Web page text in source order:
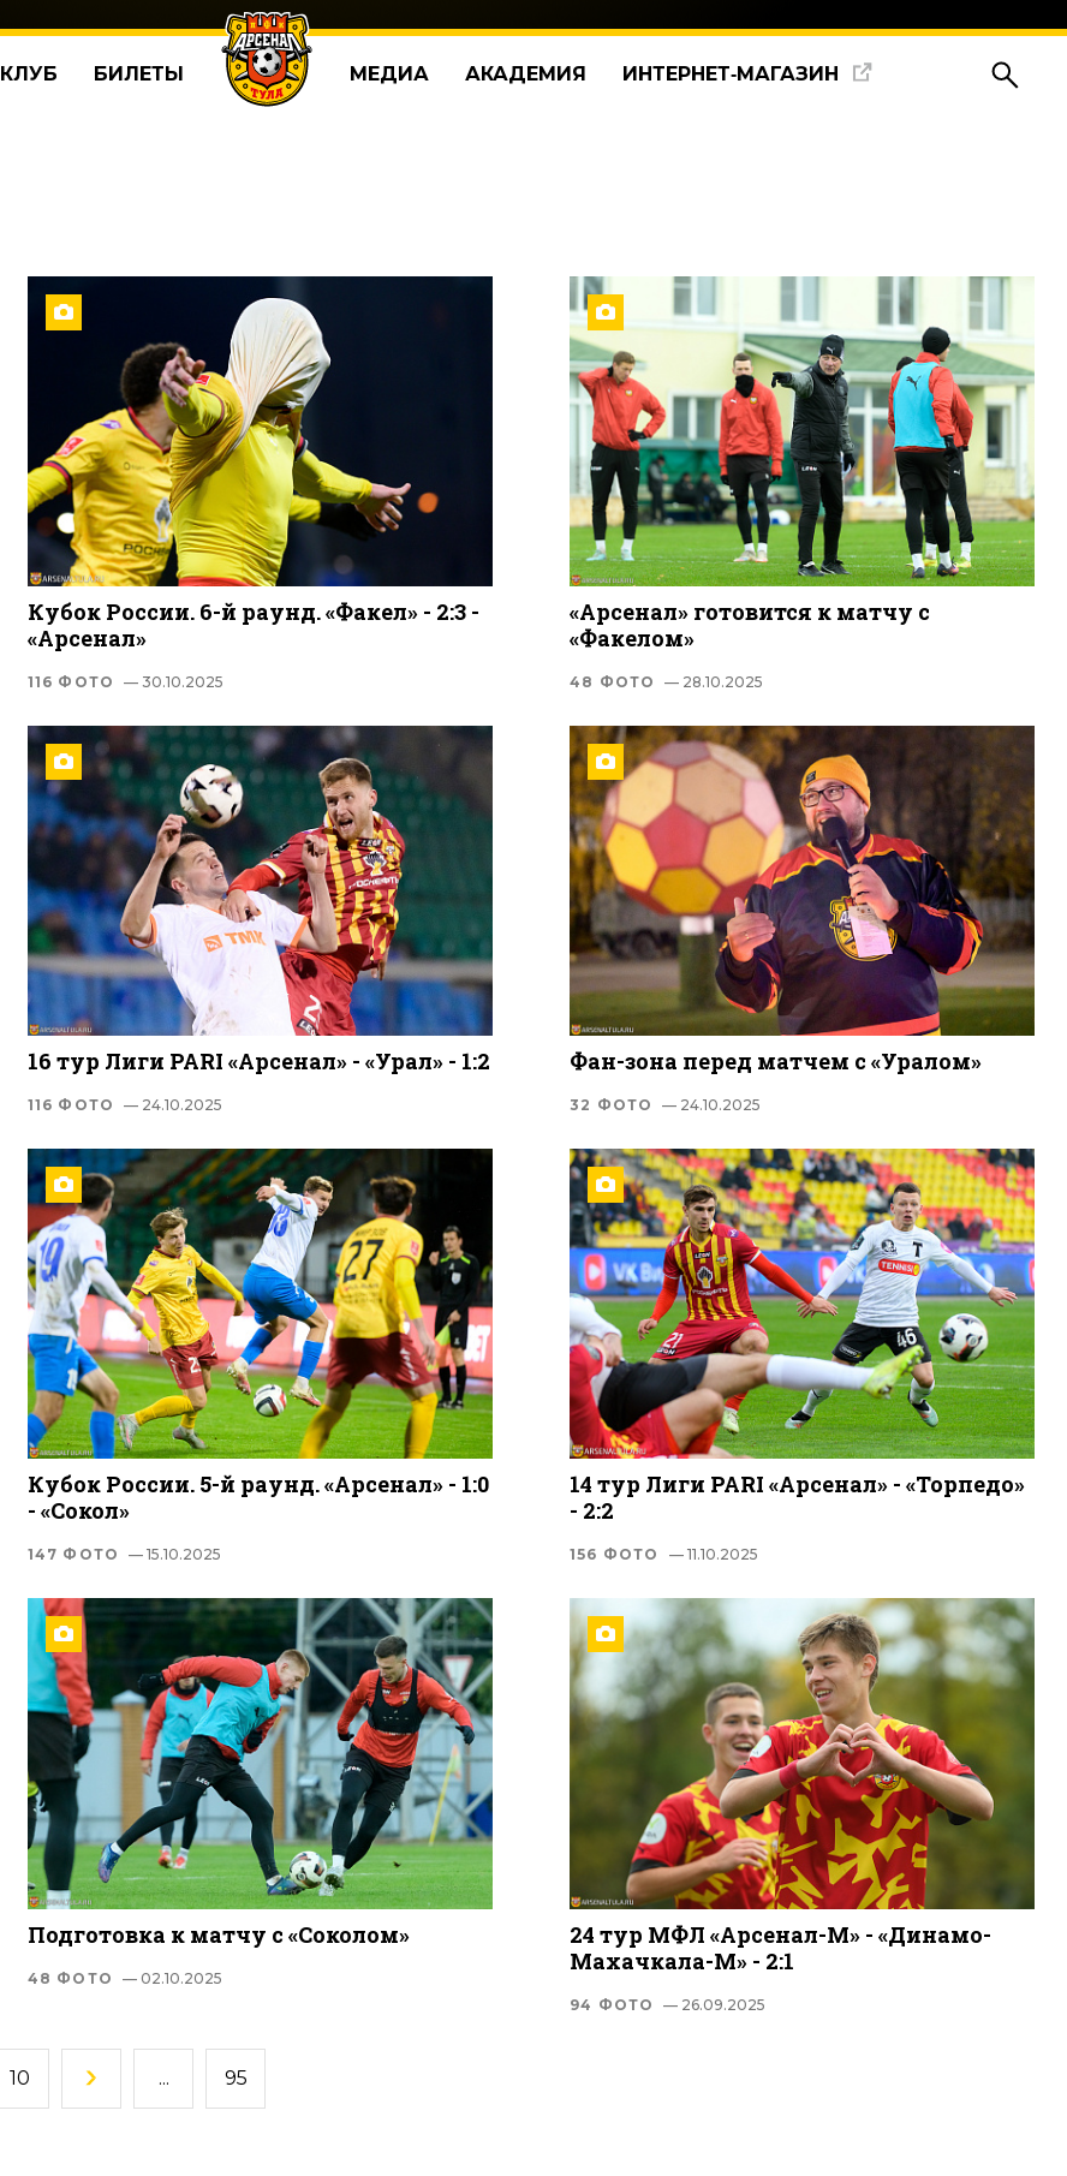
КЛУБ БИЛЕТЫ МЕДИА АКАДЕМИЯ ИНТЕРНЕТ‑МАГАЗИН
Кубок России. 6-й раунд. «Факел» - 2:3 -
«Арсенал»
116 ФОТО — 30.10.2025
«Арсенал» готовится к матчу c
«Факелом»
48 ФОТО — 28.10.2025
16 тур Лиги PARI «Арсенал» - «Урал» - 1:2
116 ФОТО — 24.10.2025
Фан-зона перед матчем с «Уралом»
32 ФОТО — 24.10.2025
Кубок России. 5-й раунд. «Арсенал» - 1:0
- «Сокол»
147 ФОТО — 15.10.2025
14 тур Лиги PARI «Арсенал» - «Торпедо»
- 2:2
156 ФОТО — 11.10.2025
Подготовка к матчу с «Соколом»
48 ФОТО — 02.10.2025
24 тур МФЛ «Арсенал-М» - «Динамо-
Махачкала-М» - 2:1
94 ФОТО — 26.09.2025
10 ... 95